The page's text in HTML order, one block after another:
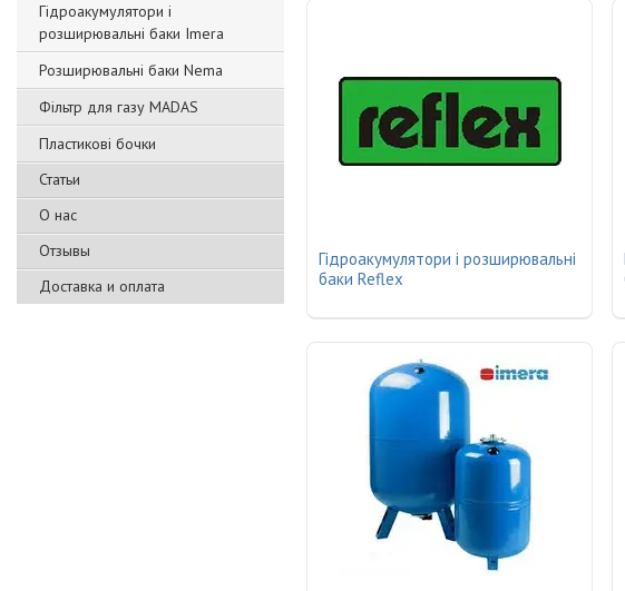
Гідроакумулятори і
розширювальні баки Imera
Розширювальні баки Nema
Фільтр для газу MADAS
Пластикові бочки
Статьи
О нас
Отзывы
Доставка и оплата
Гідроакумулятори і розширювальні
баки Reflex